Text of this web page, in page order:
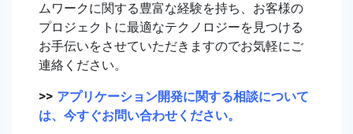
ムワークに関する豊富な経験を持ち、お客様の
プロジェクトに最適なテクノロジーを見つける
お手伝いをさせていただきますのでお気軽にご
連絡ください。
>> アプリケーション開発に関する相談について
は、今すぐお問い合わせください。